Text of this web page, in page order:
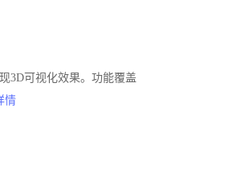
3D可视化效果。功能覆盖
情